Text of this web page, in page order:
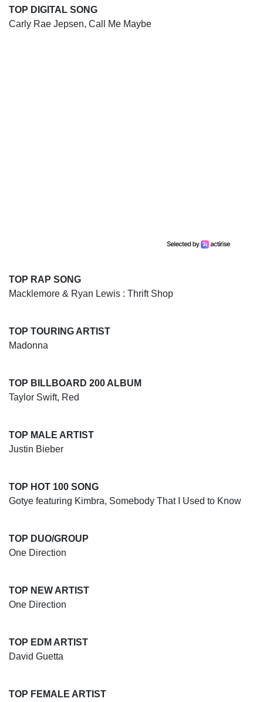
TOP DIGITAL SONG
Carly Rae Jepsen, Call Me Maybe
TOP RAP SONG
Macklemore & Ryan Lewis : Thrift Shop
TOP TOURING ARTIST
Madonna
TOP BILLBOARD 200 ALBUM
Taylor Swift, Red
TOP MALE ARTIST
Justin Bieber
TOP HOT 100 SONG
Gotye featuring Kimbra, Somebody That I Used to Know
TOP DUO/GROUP
One Direction
TOP NEW ARTIST
One Direction
TOP EDM ARTIST
David Guetta
TOP FEMALE ARTIST